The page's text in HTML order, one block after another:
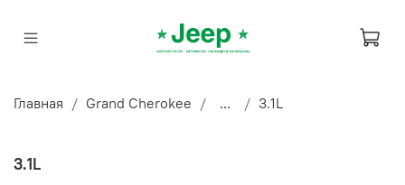
Главная Grand Cherokee ... 3.1L
3.1L